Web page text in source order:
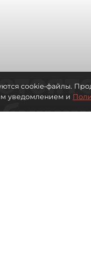
cookie-файлы.
уведомлением и